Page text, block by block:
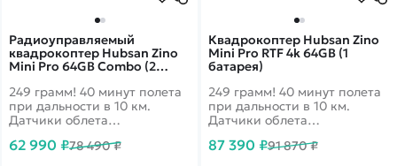
Радиоуправляемый
квадрокоптер Hubsan Zino
Mini Pro 64GB Combo (2
249 грамм! 40 минут полета
при дальности в 10 км.
Датчики облета
направлениям. 4k запись
62 990 ₽78 490 ₽
Квадрокоптер Hubsan Zino
Mini Pro RTF 4k 64GB (1
батарея)
249 грамм! 40 минут полета
при дальности в 10 км.
Датчики облета
направлениям. 4k запись
87 390 ₽91 870 ₽